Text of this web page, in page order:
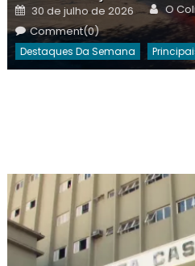
Posted
on
30 de julho de 2026
O
Comment(0)
Destaques Da Semana